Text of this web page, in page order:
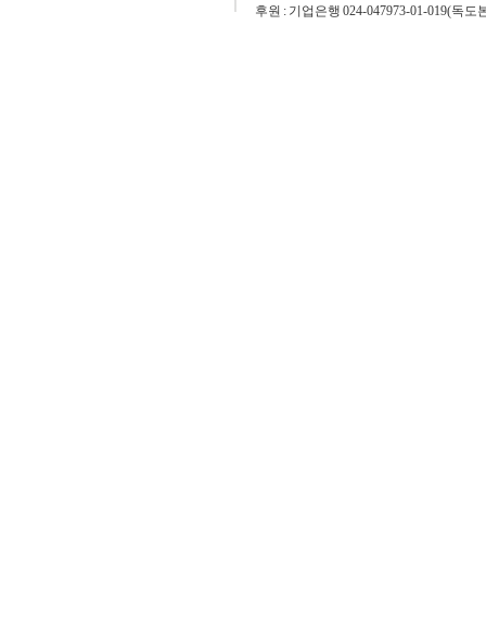
후원 : 기업은행 024-047973-01-019(독도